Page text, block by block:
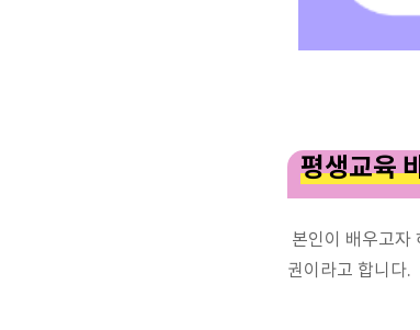
평생교육
본인이 배우고자
권이라고 합니다.